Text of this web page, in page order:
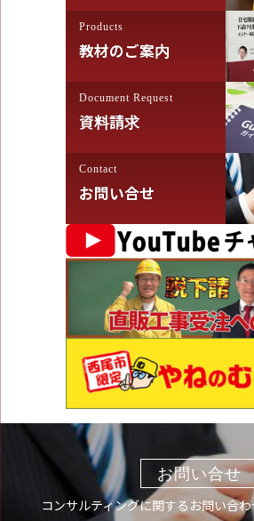
Products
教材のご案内
Document Request
資料請求
Contact
お問い合せ
お問い合せ
コンサルティングに関するお問い合わ